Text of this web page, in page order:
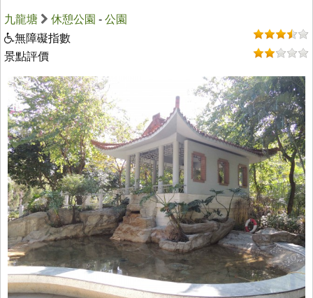
九龍塘 休憩公園 - 公園
無障礙指數
景點評價